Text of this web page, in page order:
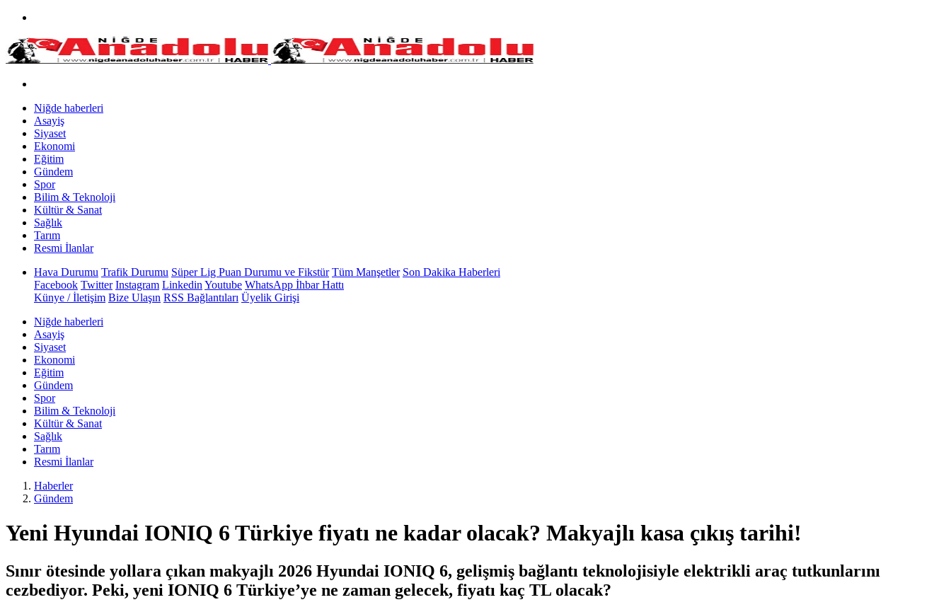
Niğde haberleri
Asayiş
Siyaset
Ekonomi
Eğitim
Gündem
Spor
Bilim & Teknoloji
Kültür & Sanat
Sağlık
Tarım
Resmi İlanlar
Hava Durumu Trafik Durumu Süper Lig Puan Durumu ve Fikstür Tüm Manşetler Son Dakika Haberleri
Facebook Twitter Instagram Linkedin Youtube WhatsApp İhbar Hattı
Künye / İletişim Bize Ulaşın RSS Bağlantıları Üyelik Girişi
Niğde haberleri
Asayiş
Siyaset
Ekonomi
Eğitim
Gündem
Spor
Bilim & Teknoloji
Kültür & Sanat
Sağlık
Tarım
Resmi İlanlar
Haberler
Gündem
Yeni Hyundai IONIQ 6 Türkiye fiyatı ne kadar olacak? Makyajlı kasa çıkış tarihi!
Sınır ötesinde yollara çıkan makyajlı 2026 Hyundai IONIQ 6, gelişmiş bağlantı teknolojisiyle elektrikli araç tutkunlarını
cezbediyor. Peki, yeni IONIQ 6 Türkiye’ye ne zaman gelecek, fiyatı kaç TL olacak?